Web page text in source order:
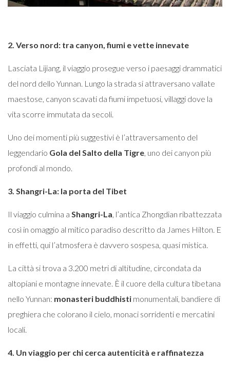
2. Verso nord: tra canyon, fiumi e vette innevate
Lasciata Lijiang, il viaggio prosegue verso i paesaggi drammatici
del nord dello Yunnan. Lungo la strada si attraversano vallate
maestose, canyon scavati da fiumi impetuosi, villaggi dove la
vita scorre immutata da secoli.
Uno dei momenti più suggestivi è l’attraversamento del
leggendario Gola del Salto della Tigre, uno dei canyon più
profondi al mondo.
3. Shangri-La: la porta del Tibet
Il viaggio culmina a Shangri-La, l’antica Zhongdian ribattezzata
così in omaggio al mitico paradiso descritto da James Hilton. E
in effetti, qui l’atmosfera è davvero sospesa, quasi mistica.
La città si trova a 3.200 metri di altitudine, circondata da
altopiani e montagne innevate. È il cuore della cultura tibetana
nello Yunnan: monasteri buddhisti monumentali, bandiere di
preghiera che colorano il cielo, monaci sorridenti e mercatini
locali.
4. Un viaggio per chi cerca autenticità e raffinatezza